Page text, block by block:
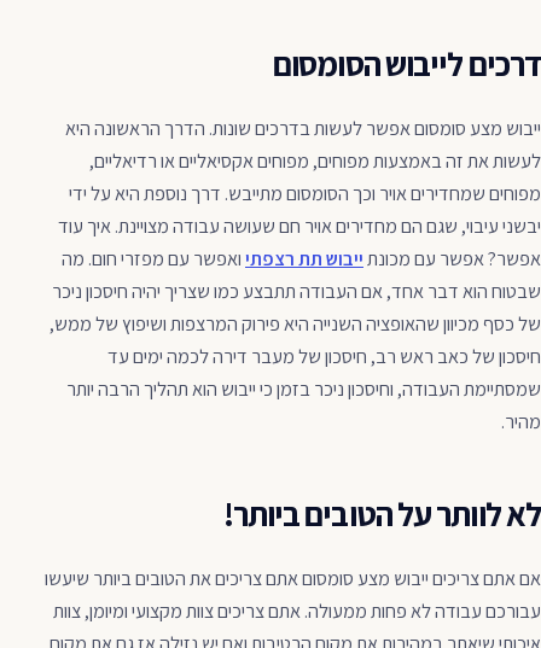
דרכים לייבוש הסומסום
ייבוש מצע סומסום אפשר לעשות בדרכים שונות. הדרך הראשונה היא
לעשות את זה באמצעות מפוחים, מפוחים אקסיאליים או רדיאליים,
מפוחים שמחדירים אויר וכך הסומסום מתייבש. דרך נוספת היא על ידי
יבשני עיבוי, שגם הם מחדירים אויר חם שעושה עבודה מצויינת. איך עוד
אפשר? אפשר עם מכונתייבוש תת רצפתיואפשר עם מפזרי חום. מה
שבטוח הוא דבר אחד, אם העבודה תתבצע כמו שצריך יהיה חיסכון ניכר
של כסף מכיוון שהאופציה השנייה היא פירוק המרצפות ושיפוץ של ממש,
חיסכון של כאב ראש רב, חיסכון של מעבר דירה לכמה ימים עד
שמסתיימת העבודה, וחיסכון ניכר בזמן כי ייבוש הוא תהליך הרבה יותר
מהיר.
לא לוותר על הטובים ביותר!
אם אתם צריכים ייבוש מצע סומסום אתם צריכים את הטובים ביותר שיעשו
עבורכם עבודה לא פחות ממעולה. אתם צריכים צוות מקצועי ומיומן, צוות